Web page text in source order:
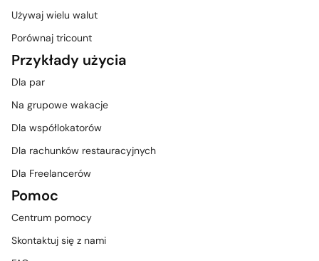
Używaj wielu walut
Porównaj tricount
Przykłady użycia
Dla par
Na grupowe wakacje
Dla współlokatorów
Dla rachunków restauracyjnych
Dla Freelancerów
Pomoc
Centrum pomocy
Skontaktuj się z nami